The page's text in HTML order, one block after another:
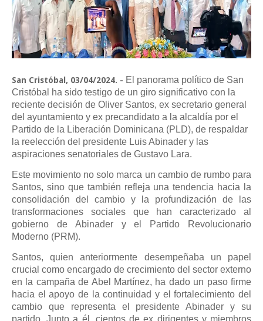
San Cristóbal, 03/04/2024. - El panorama político de San
Cristóbal ha sido testigo de un giro significativo con la
reciente decisión de Oliver Santos, ex secretario general
del ayuntamiento y ex precandidato a la alcaldía por el
Partido de la Liberación Dominicana (PLD), de respaldar
la reelección del presidente Luis Abinader y las
aspiraciones senatoriales de Gustavo Lara.
Este movimiento no solo marca un cambio de rumbo para
Santos, sino que también refleja una tendencia hacia la
consolidación del cambio y la profundización de las
transformaciones sociales que han caracterizado al
gobierno de Abinader y el Partido Revolucionario
Moderno (PRM).
Santos, quien anteriormente desempeñaba un papel
crucial como encargado de crecimiento del sector externo
en la campaña de Abel Martínez, ha dado un paso firme
hacia el apoyo de la continuidad y el fortalecimiento del
cambio que representa el presidente Abinader y su
partido. Junto a él, cientos de ex dirigentes y miembros